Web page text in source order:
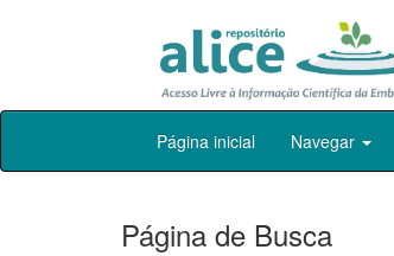
Skip
Página inicial Navegar
Página de Busca